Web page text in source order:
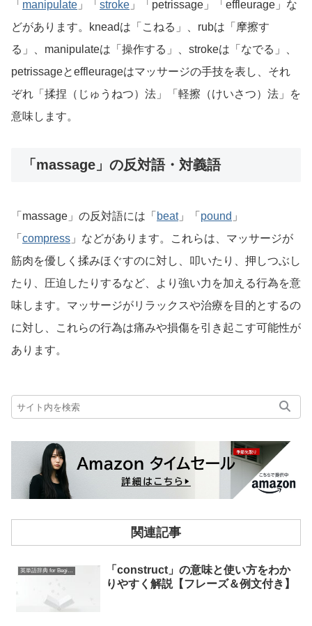
「 manipulate 」「 stroke 」「petrissage」「effleurage」な
どがあります。kneadは「こねる」、rubは「摩擦す
る」、manipulateは「操作する」、strokeは「なでる」、
petrissageとeffleurageはマッサージの手技を表し、それ
ぞれ「揉捏（じゅうねつ）法」「軽擦（けいさつ）法」を
意味します。
「massage」の反対語・対義語
「massage」の反対語には「 beat」「 pound 」
「 compress 」などがあります。これらは、マッサージが
筋肉を優しく揉みほぐすのに対し、叩いたり、押しつぶし
たり、圧迫したりするなど、より強い力を加える行為を意
味します。マッサージがリラックスや治療を目的とするの
に対し、これらの行為は痛みや損傷を引き起こす可能性が
あります。
関連記事
英単語辞典 for Beginners
「construct」の意味と使い方をわか
りやすく解説【フレーズ＆例文付き】